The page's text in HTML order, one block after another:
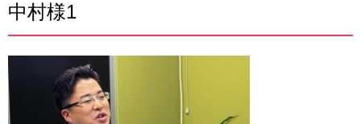
中村様1